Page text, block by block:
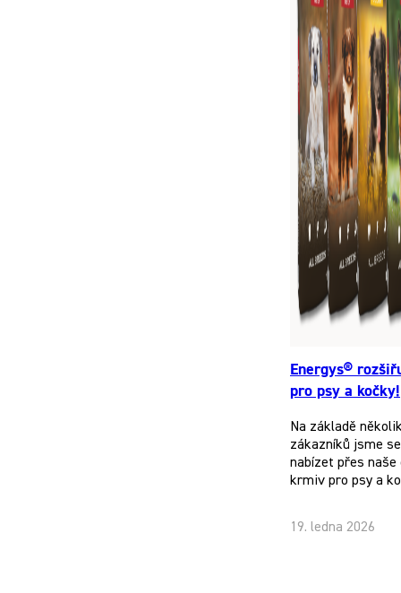
Energys®
pro psy a kočky!
Na základě
zákazníků jsme
nabízet přes
krmiv pro psy a
19. ledna 2026